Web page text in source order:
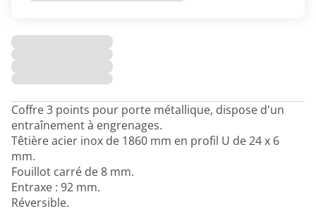
Coffre 3 points pour porte métallique, dispose d'un
entraînement à engrenages.
Têtière acier inox de 1860 mm en profil U de 24 x 6
mm.
Fouillot carré de 8 mm.
Entraxe : 92 mm.
Réversible.